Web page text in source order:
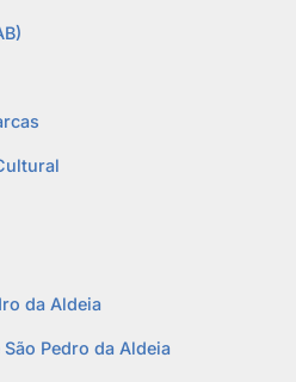
da Aldeia
Pedro da Aldeia